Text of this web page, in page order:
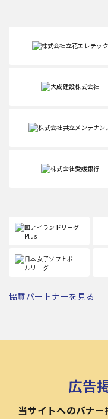
協賛パートナーを見る
広告
当サイトへのバナ